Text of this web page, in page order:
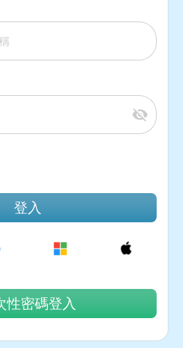
visibility_off